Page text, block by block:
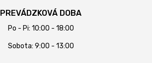
PREVÁDZKOVÁ DOBA
Po - Pi: 10:00 - 18:00
Sobota: 9:00 - 13:00